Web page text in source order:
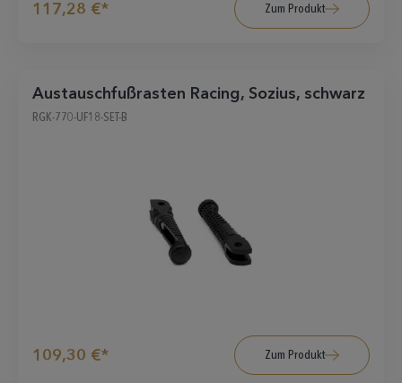
117,28 €* Zum Produkt
Austauschfußrasten Racing, Sozius, schwarz
RGK-770-UF18-SET-B
109,30 €* Zum Produkt